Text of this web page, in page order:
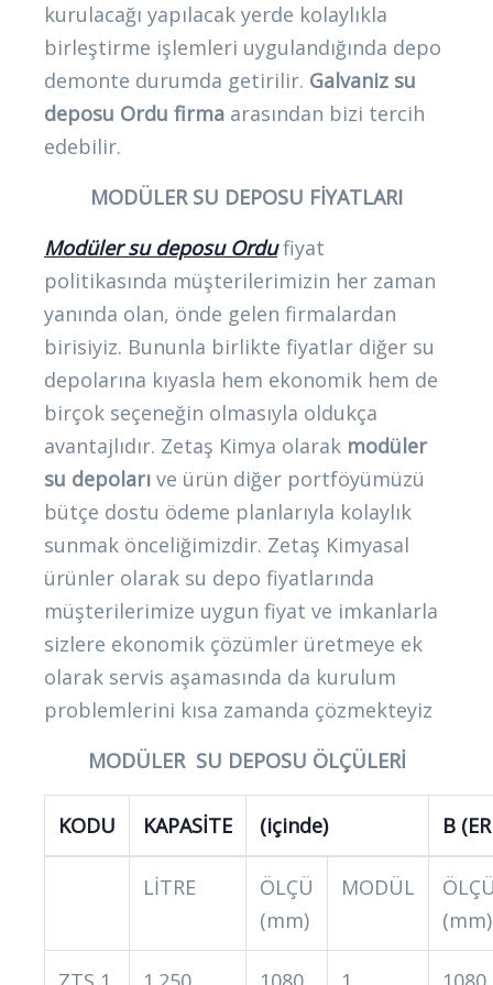
kurulacağı yapılacak yerde kolaylıkla
birleştirme işlemleri uygulandığında depo
demonte durumda getirilir. Galvaniz su
deposu Ordu firma arasından bizi tercih
edebilir.
MODÜLER SU DEPOSU FİYATLARI
Modüler su deposu Ordufiyat
politikasında müşterilerimizin her zaman
yanında olan, önde gelen firmalardan
birisiyiz. Bununla birlikte fiyatlar diğer su
depolarına kıyasla hem ekonomik hem de
birçok seçeneğin olmasıyla oldukça
avantajlıdır. Zetaş Kimya olarak modüler
su depoları ve ürün diğer portföyümüzü
bütçe dostu ödeme planlarıyla kolaylık
sunmak önceliğimizdir. Zetaş Kimyasal
ürünler olarak su depo fiyatlarında
müşterilerimize uygun fiyat ve imkanlarla
sizlere ekonomik çözümler üretmeye ek
olarak servis aşamasında da kurulum
problemlerini kısa zamanda çözmekteyiz
MODÜLER SU DEPOSU ÖLÇÜLERİ
KODU KAPASİTE (içinde) B
LİTRE
ÖLÇÜ
(mm)
MODÜL
(mm)